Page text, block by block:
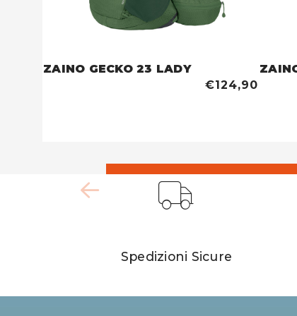
ZAINO GECKO 23 LADY
€124,90
Spedizioni Sicure